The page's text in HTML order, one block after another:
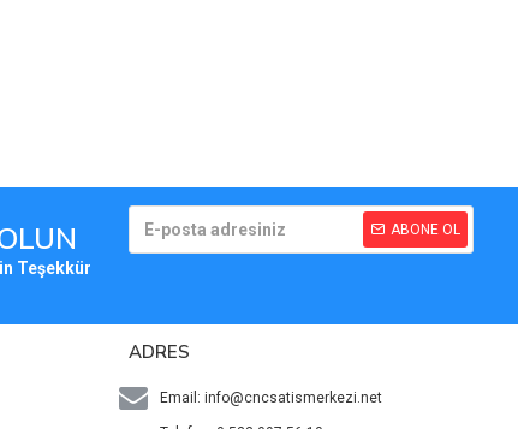
Teşekkür
ABONE OL
ADRES
Email: info@cncsatismerkezi.net